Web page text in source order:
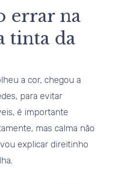
errar na
tinta da
a cor, chegou a
para evitar
é importante
mas calma não
explicar direitinho